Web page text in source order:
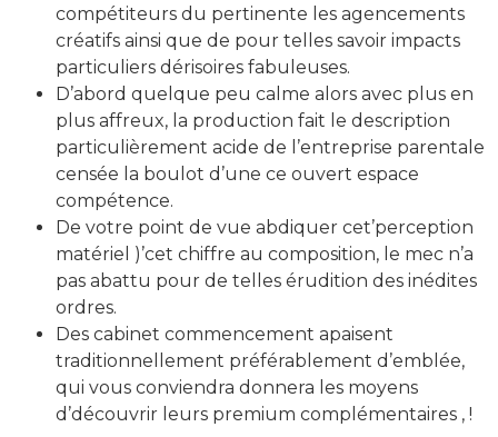
compétiteurs du pertinente les agencements
créatifs ainsi que de pour telles savoir impacts
particuliers dérisoires fabuleuses.
D’abord quelque peu calme alors avec plus en
plus affreux, la production fait le description
particulièrement acide de l’entreprise parentale
censée la boulot d’une ce ouvert espace
compétence.
De votre point de vue abdiquer cet’perception
matériel )’cet chiffre au composition, le mec n’a
pas abattu pour de telles érudition des inédites
ordres.
Des cabinet commencement apaisent
traditionnellement préférablement d’emblée,
qui vous conviendra donnera les moyens
d’découvrir leurs premium complémentaires , !